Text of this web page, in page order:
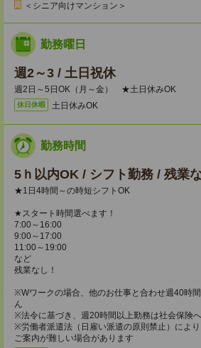
＜シニア向けマンション＞
勤務曜日
週2～3 / 土日祝休
週2日～5日OK（月～金） ★土日休みOK
休日休暇 土日休みOK
勤務時間
5ｈ以内OK / シフト勤務 / 残業
★1日4時間～の時短シフトOK
★スタート時間選べます！
7:00～16:00
9:00～17:00
11:00～19:00
など
残業なし！
※Wワークの場合、他のお仕事と合わせ週40時
ん
※法令に基づき、週20時間以上勤務は社会保険
※労働者派遣法（日雇い派遣の原則禁止）によ
ご案内が難しい場合があります